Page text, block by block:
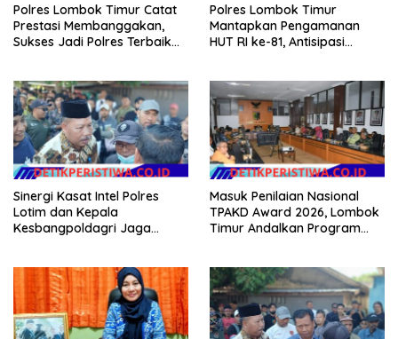
Polres Lombok Timur Catat
Prestasi Membanggakan,
Sukses Jadi Polres Terbaik
Polres Lombok Timur
Mantapkan Pengamanan
HUT RI ke-81, Antisipasi
Sinergi Kasat Intel Polres
Lotim dan Kepala
Kesbangpoldagri Jaga
Masuk Penilaian Nasional
TPAKD Award 2026, Lombok
Timur Andalkan Program
Warga